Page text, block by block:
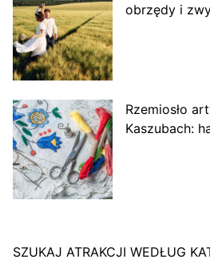
obrzędy i
Rzemiosło
Kaszubach:
SZUKAJ ATRAKCJI WEDŁUG